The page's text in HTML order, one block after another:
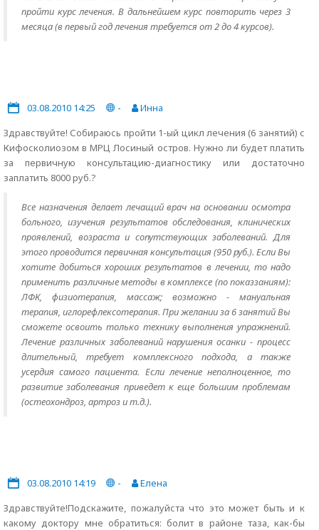
пройти курс лечения. В дальнейшем курс повторить через 3
месяца (в первый год лечения требуется от 2 до 4 курсов).
03.08.2010 14:25 -
Инна
Здравствуйте! Собираюсь пройти 1-ый цикл лечения (6 занятий) с
Кифосколиозом в МРЦ Лосиный остров. Нужно ли будет платить
за первичную консультацию-диагностику или достаточно
заплатить 8000 руб.?
Все назначения делает лечащий врач на основании осмотра
больного, изучения результатов обследования, клинических
проявлений, возраста и сопутствующих заболеваний. Для
этого проводится первичная консультация (950 руб.). Если Вы
хотите добиться хороших результатов в лечении, то надо
применить различные методы в комплексе (по показзаниям):
ЛФК, физиотерапия, массаж; возможно - мануальная
терапия, иглорефлексотерапия. При желании за 6 занятий Вы
сможете освоить только технику выполнения упражнений.
Лечение различных заболеваний нарушения осанки - процесс
длительный, требует комплексного подхода, а также
усердия самого пациента. Если лечение неполноценное, то
развитие заболевания приведет к еще большим проблемам
(остеохондроз, артроз и т.д.).
03.08.2010 14:19 -
Елена
Здравствуйте!Подскажите, пожалуйста что это может быть и к
какому доктору мне обратиться: болит в районе таза, как-бы